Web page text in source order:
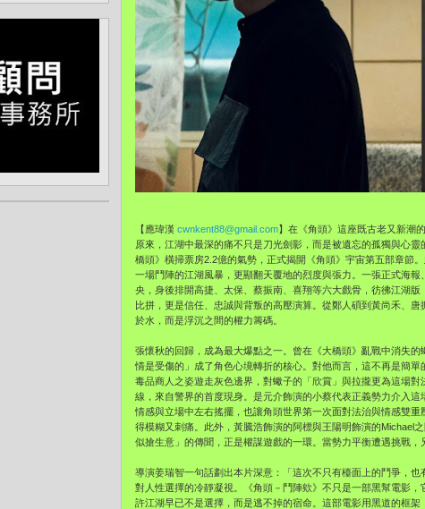
【應瑋漢 cwnkent88@gmail.com】在《角頭》這座既古老又新潮
原來，江湖中最深的痛不只是刀光劍影，而是被遺忘的孤獨與心
橋頭》橫掃票房2.2億的氣勢，正式揭開《角頭》宇宙第五部章節
一場鬥陣的江湖風暴，更顯翻天覆地的烈度與張力。一張正式海
央，身後排開高捷、太保、蔡振南、喜翔等六大戲骨，彷彿江湖
比拼，更是信任、忠誠與背叛的高壓演算。從鄭人碩到黃尚禾、
於水，而是浮沉之間的權力籌碼。
張懷秋的回歸，成為最大爆點之一。曾在《大橋頭》亂戰中消失
情是受傷的」成了角色心境轉折的核心。對他而言，這不再是簡
毒品商人之姿遊走灰色邊界，對蠍子的「欣賞」與拉攏更為這場
線，來自警界的首度現身。是元介飾演的小蔡代表正義勢力介入
情感與立場中左右搖擺，也讓角頭世界第一次面對法治與情感雙
得模糊又刺痛。此外，黃騰浩飾演的阿標與王陽明飾演的Michael
似搶生意」的傳聞，正是權謀遊戲的一環。當勢力平衡遭遇挑戰，
導演姜瑞智一句話劃出本片深意：「這次不只有檯面上的鬥爭，
對人性選擇的冷靜凝視。《角頭－鬥陣欸》不只是一部黑幫電影
許江湖早已不是選擇，而是逃不掉的宿命。這部電影用黑道的框